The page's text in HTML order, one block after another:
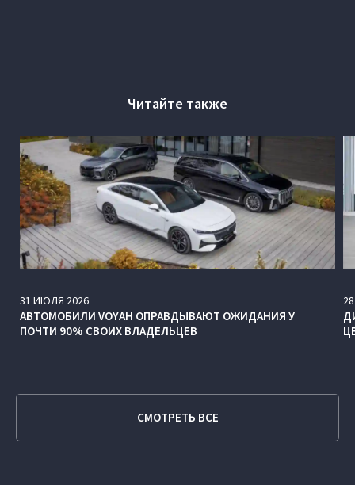
Читайте также
31 ИЮЛЯ 2026
АВТОМОБИЛИ VOYAH ОПРАВДЫВАЮТ ОЖИДАНИЯ У
ПОЧТИ 90% СВОИХ ВЛАДЕЛЬЦЕВ
28
СМОТРЕТЬ ВСЕ